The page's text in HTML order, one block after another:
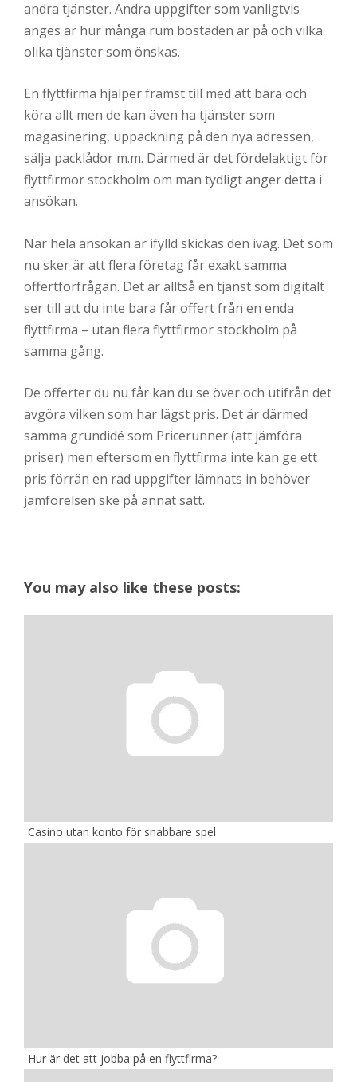
andra tjänster. Andra uppgifter som vanligtvis
anges är hur många rum bostaden är på och vilka
olika tjänster som önskas.
En flyttfirma hjälper främst till med att bära och
köra allt men de kan även ha tjänster som
magasinering, uppackning på den nya adressen,
sälja packlådor m.m. Därmed är det fördelaktigt för
flyttfirmor stockholm om man tydligt anger detta i
ansökan.
När hela ansökan är ifylld skickas den iväg. Det som
nu sker är att flera företag får exakt samma
offertförfrågan. Det är alltså en tjänst som digitalt
ser till att du inte bara får offert från en enda
flyttfirma – utan flera flyttfirmor stockholm på
samma gång.
De offerter du nu får kan du se över och utifrån det
avgöra vilken som har lägst pris. Det är därmed
samma grundidé som Pricerunner (att jämföra
priser) men eftersom en flyttfirma inte kan ge ett
pris förrän en rad uppgifter lämnats in behöver
jämförelsen ske på annat sätt.
You may also like these posts:
Casino utan konto för snabbare spel
Hur är det att jobba på en flyttfirma?